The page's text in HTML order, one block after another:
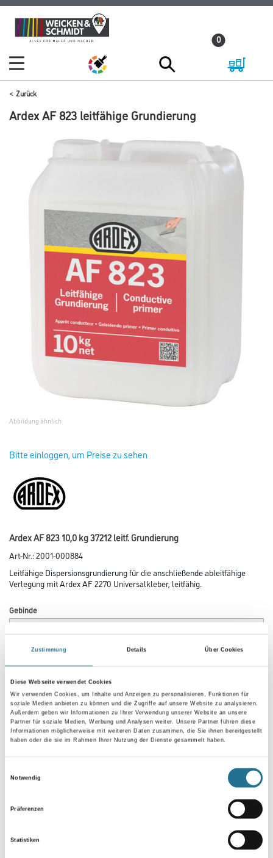
Zustimmung Details Über Cookies
Diese Webseite verwendet Cookies
Wir verwenden Cookies, um Inhalte und Anzeigen zu personalisieren, Funktionen für
soziale Medien anbieten zu können und die Zugriffe auf unsere Website zu analysieren.
Außerdem geben wir Informationen zu Ihrer Verwendung unserer Website an unsere
Partner für soziale Medien, Werbung und Analysen weiter. Unsere Partner führen diese
Informationen möglicherweise mit weiteren Daten zusammen, die Sie ihnen bereitgestellt
haben oder die sie im Rahmen Ihrer Nutzung der Dienste gesammelt haben.
Notwendig
Präferenzen
Statistiken
Zum
Inhalt
Zum
Navigationsmenü
0
Zurück
Ardex AF 823 leitfähige Grundierung
Abbildung ähnlich
Bitte einloggen, um Preise zu sehen
Ardex AF 823 10,0 kg 37212 leitf. Grundierung
Art-Nr.:2001-000884
Leitfähige Dispersionsgrundierung für die anschließende ableitfähige
Verlegung mit Ardex AF 2270 Universalkleber, leitfähig.
Gebinde
Umrechnungsfaktoren